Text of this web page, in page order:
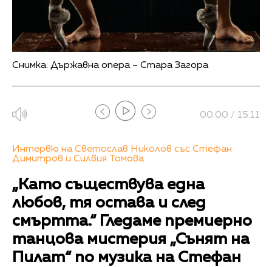
Снимка: Държавна опера – Стара Загора
00:00 / 15:11
Интервю на Светослав Николов със Стефан
Димитров и Силвия Томова
„Като съществува една
любов, тя остава и след
смъртта.“ Гледаме премиерно
танцова мистерия „Сънят на
Пилат“ по музика на Стефан